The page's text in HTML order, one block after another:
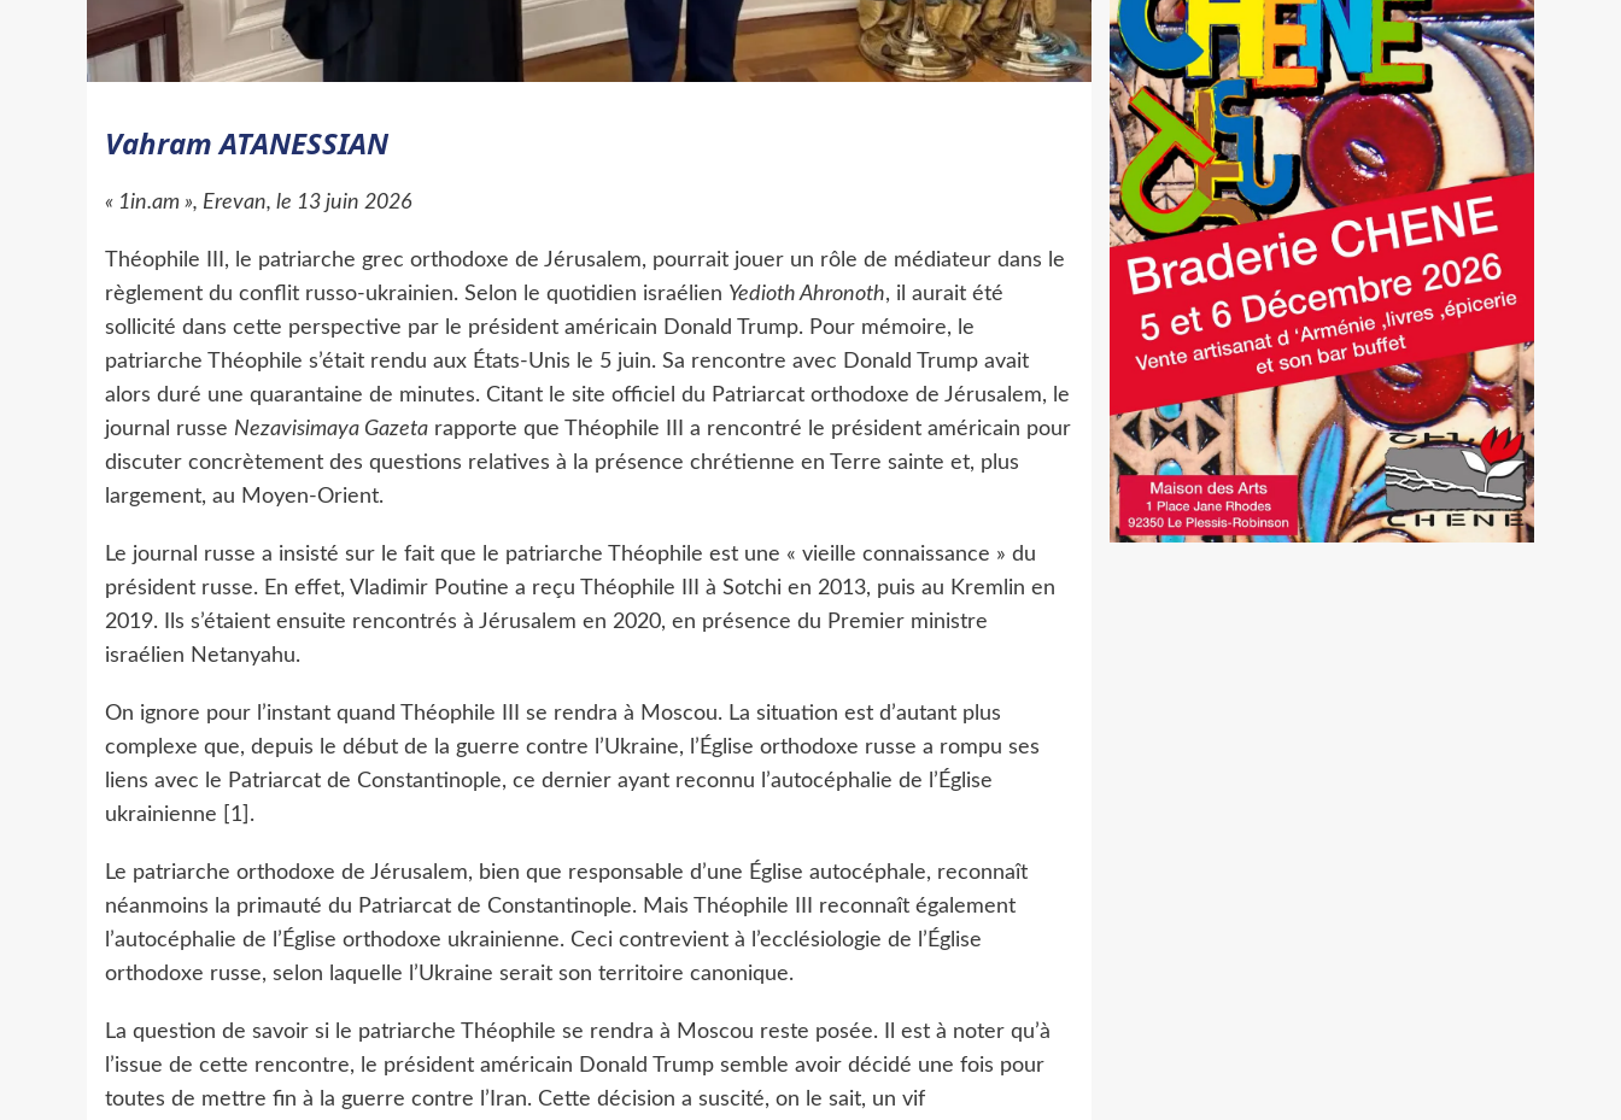
Vahram ATANESSIAN
« 1in.am », Erevan, le 13 juin 2026
Théophile III, le patriarche grec orthodoxe de Jérusalem, pourrait jouer un rôle de médiateur dans le
règlement du conflit russo-ukrainien. Selon le quotidien israélien Yedioth Ahronoth, il aurait été
sollicité dans cette perspective par le président américain Donald Trump. Pour mémoire, le
patriarche Théophile s’était rendu aux États-Unis le 5 juin. Sa rencontre avec Donald Trump avait
alors duré une quarantaine de minutes. Citant le site officiel du Patriarcat orthodoxe de Jérusalem, le
journal russe Nezavisimaya Gazeta rapporte que Théophile III a rencontré le président américain pour
discuter concrètement des questions relatives à la présence chrétienne en Terre sainte et, plus
largement, au Moyen-Orient.
Le journal russe a insisté sur le fait que le patriarche Théophile est une « vieille connaissance » du
président russe. En effet, Vladimir Poutine a reçu Théophile III à Sotchi en 2013, puis au Kremlin en
2019. Ils s’étaient ensuite rencontrés à Jérusalem en 2020, en présence du Premier ministre
israélien Netanyahu.
On ignore pour l’instant quand Théophile III se rendra à Moscou. La situation est d’autant plus
complexe que, depuis le début de la guerre contre l’Ukraine, l’Église orthodoxe russe a rompu ses
liens avec le Patriarcat de Constantinople, ce dernier ayant reconnu l’autocéphalie de l’Église
ukrainienne [1].
Le patriarche orthodoxe de Jérusalem, bien que responsable d’une Église autocéphale, reconnaît
néanmoins la primauté du Patriarcat de Constantinople. Mais Théophile III reconnaît également
l’autocéphalie de l’Église orthodoxe ukrainienne. Ceci contrevient à l’ecclésiologie de l’Église
orthodoxe russe, selon laquelle l’Ukraine serait son territoire canonique.
La question de savoir si le patriarche Théophile se rendra à Moscou reste posée. Il est à noter qu’à
l’issue de cette rencontre, le président américain Donald Trump semble avoir décidé une fois pour
toutes de mettre fin à la guerre contre l’Iran. Cette décision a suscité, on le sait, un vif